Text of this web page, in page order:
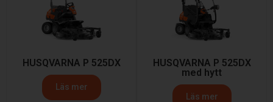
HUSQVARNA P 525DX
Läs mer
HUSQVARNA P 525DX
med hytt
Läs mer